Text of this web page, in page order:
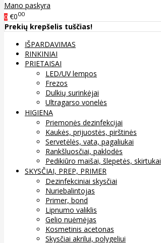
Mano paskyra
0 €000
Prekių krepšelis tuščias!
IŠPARDAVIMAS
RINKINIAI
PRIETAISAI
LED/UV lempos
Frezos
Dulkių surinkėjai
Ultragarso vonelės
HIGIENA
Priemonės dezinfekcijai
Kaukės, prijuostės, pirštinės
Servetėlės, vata, pagaliukai
Rankšluosčiai, paklodės
Pedikiūro maišai, šlepetės, skirtukai
SKYSČIAI, PREP, PRIMER
Dezinfekciniai skysčiai
Nuriebalintojas
Primer, bond
Lipnumo valiklis
Gelio nuėmėjas
Kosmetinis acetonas
Skysčiai akrilui, polygeliui